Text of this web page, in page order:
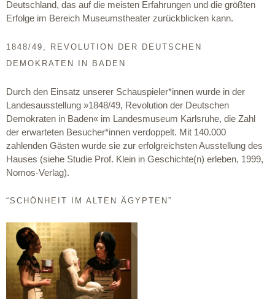
Deutschland, das auf die meisten Erfahrungen und die größten
Erfolge im Bereich Museumstheater zurückblicken kann.
1848/49, REVOLUTION DER DEUTSCHEN
DEMOKRATEN IN BADEN
Durch den Einsatz unserer Schauspieler*innen wurde in der
Landesausstellung »1848/49, Revolution der Deutschen
Demokraten in Baden« im Landesmuseum Karlsruhe, die Zahl
der erwarteten Besucher*innen verdoppelt. Mit 140.000
zahlenden Gästen wurde sie zur erfolgreichsten Ausstellung des
Hauses (siehe Studie Prof. Klein in Geschichte(n) erleben, 1999,
Nomos-Verlag).
“SCHÖNHEIT IM ALTEN ÄGYPTEN”